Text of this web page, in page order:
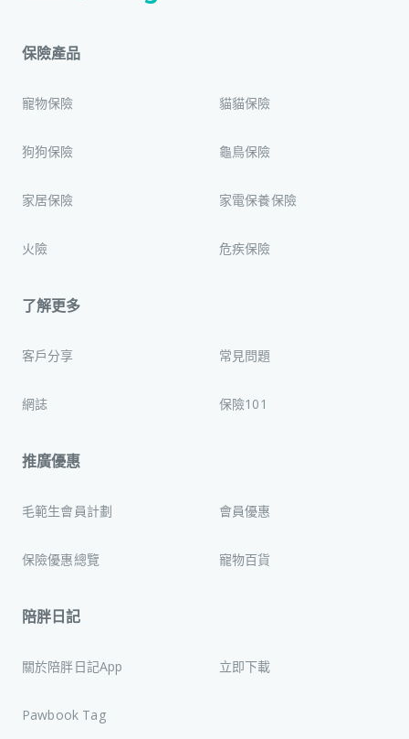
保險產品
寵物保險 貓貓保險
狗狗保險 龜鳥保險
家居保險 家電保養保險
火險 危疾保險
了解更多
客戶分享 常見問題
網誌 保險101
推廣優惠
毛範生會員計劃 會員優惠
保險優惠總覽 寵物百貨
陪胖日記
關於陪胖日記App 立即下載
Pawbook Tag